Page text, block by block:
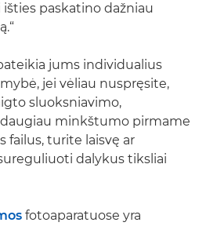
išties paskatino dažniau
jums individualius
jei vėliau nuspręsite,
sluoksniavimo,
minkštumo pirmame
failus, turite laisvę ar
dalykus tiksliai
fotoaparatuose yra